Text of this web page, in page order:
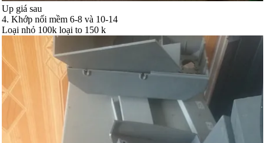
Up giá sau
4. Khớp nối mềm 6-8 và 10-14
Loại nhỏ 100k loại to 150 k